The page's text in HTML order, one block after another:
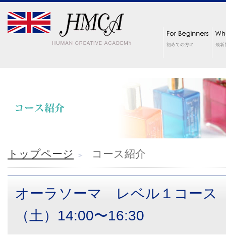
トップページ コース紹介
オーラソーマ レベル１コー
（土）14:00〜16:30